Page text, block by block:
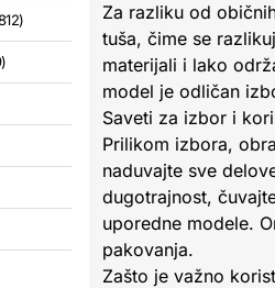
Za razliku od
tuša, čime se
materijali i lako
model je odličan
Saveti za izbor i
Prilikom izbora,
naduvajte sve
dugotrajnost,
uporedne modele.
pakovanja.
Zašto je važno